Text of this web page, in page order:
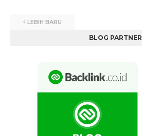
LEBIH BARU
BLOG PARTNER